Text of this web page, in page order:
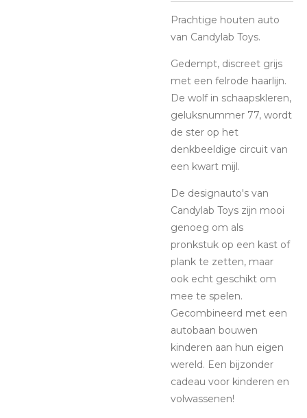
Prachtige houten auto
van Candylab Toys.
Gedempt, discreet grijs
met een felrode haarlijn.
De wolf in schaapskleren,
geluksnummer 77, wordt
de ster op het
denkbeeldige circuit van
een kwart mijl.
De designauto's van
Candylab Toys zijn mooi
genoeg om als
pronkstuk op een kast of
plank te zetten, maar
ook echt geschikt om
mee te spelen.
Gecombineerd met een
autobaan bouwen
kinderen aan hun eigen
wereld. Een bijzonder
cadeau voor kinderen en
volwassenen!